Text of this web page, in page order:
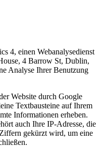
4, einen Webanalysedienst
4 Barrow St, Dublin,
Analyse Ihrer Benutzung
Website durch Google
Textbausteine auf Ihrem
Informationen erheben.
auch Ihre IP-Adresse, die
gekürzt wird, um eine